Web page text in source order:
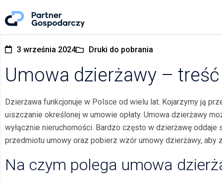
3 września 2024 Druki do pobrania
Umowa dzierżawy –
Dzierżawa funkcjonuje w Polsce od wielu lat. Kojarzymy ją
uiszczanie określonej w umowie opłaty. Umowa dzierżawy
wyłącznie nieruchomości. Bardzo często w dzierżawę
przedmiotu umowy oraz pobierz wzór umowy dzierżawy, aby
Na czym polega umowa